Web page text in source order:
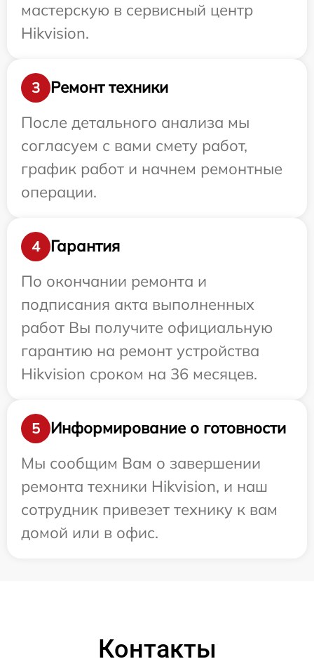
мастерскую в сервисный центр
Hikvision.
3
Ремонт техники
После детального анализа мы
согласуем с вами смету работ,
график работ и начнем ремонтные
операции.
4
Гарантия
По окончании ремонта и
подписания акта выполненных
работ Вы получите официальную
гарантию на ремонт устройства
Hikvision сроком на 36 месяцев.
5
Информирование о готовности
Мы сообщим Вам о завершении
ремонта техники Hikvision, и наш
сотрудник привезет технику к вам
домой или в офис.
Контакты